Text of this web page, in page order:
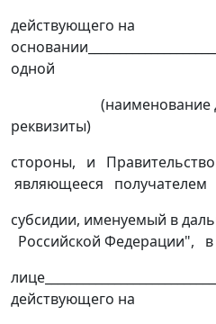
действующего на
одной
(наименование
реквизиты)
стороны, и
являющееся получателем
субсидии, именуемый в
Российской Федерации", в
действующего на